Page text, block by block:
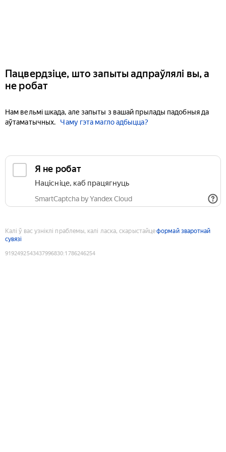
Пацвердзіце, што запыты адпраўлялі вы, а
не робат
Нам вельмі шкада, але запыты з вашай прылады падобныя да
аўтаматычных.
Чаму гэта магло адбыцца?
Я не робат
Націсніце, каб працягнуць
SmartCaptcha by Yandex Cloud
Калі ў вас узніклі праблемы, калі ласка, скарыстайцеформай зваротнай
сувязі
9192492543437996830:1786246254